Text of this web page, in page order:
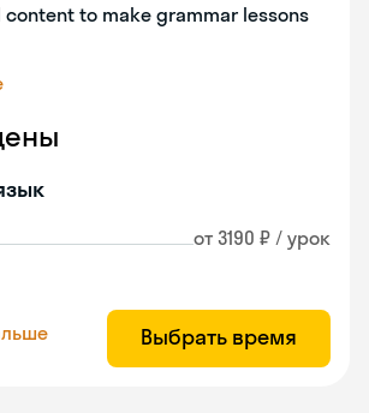
content to make grammar lessons
от 3190 ₽ / урок
Выбрать время